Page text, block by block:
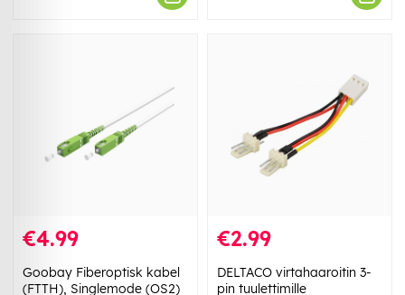
€4.99
Goobay Fiberoptisk kabel
(FTTH), Singlemode (OS2)
€2.99
DELTACO virtahaaroitin 3-
pin tuulettimille